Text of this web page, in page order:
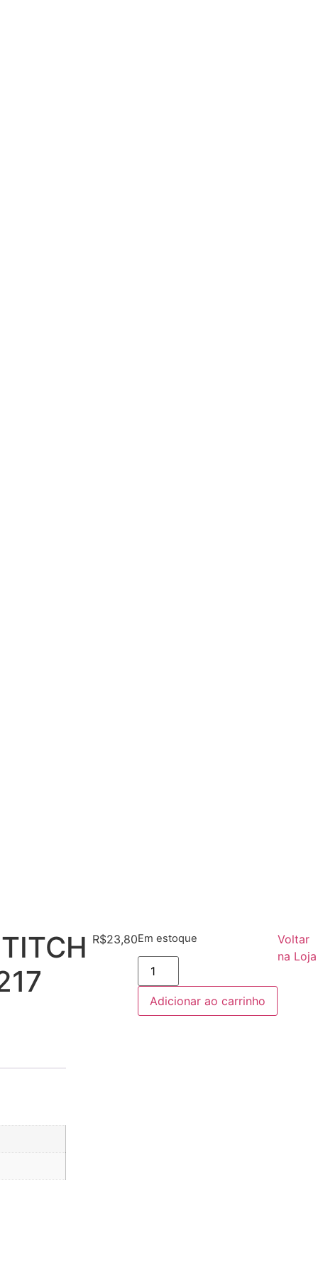
R$23,80Em estoque
SQUEEZE
PET
STITCH
500ML
REF
471217
Adicionar ao carrinho
Voltar
na Loja